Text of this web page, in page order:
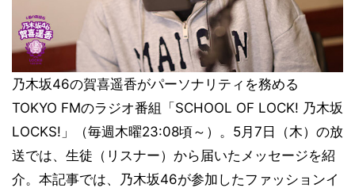
乃木坂46の賀喜遥香がパーソナリティを務める
TOKYO FMのラジオ番組「SCHOOL OF LOCK! 乃木坂
LOCKS!」（毎週木曜23:08頃～）。5月7日（木）の放
送では、生徒（リスナー）から届いたメッセージを紹
介。本記事では、乃木坂46が参加したファッションイ